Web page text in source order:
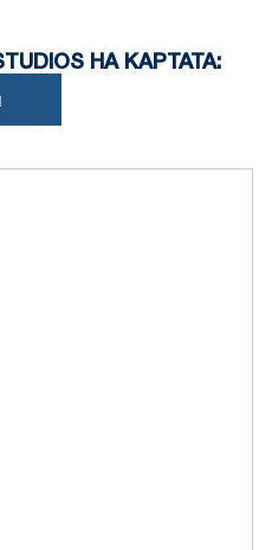
състояние на имота.
любимци, но това
НА КАРТАТА: